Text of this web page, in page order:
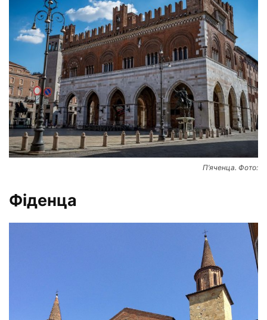
П’яченца. Фото:
Фіденца